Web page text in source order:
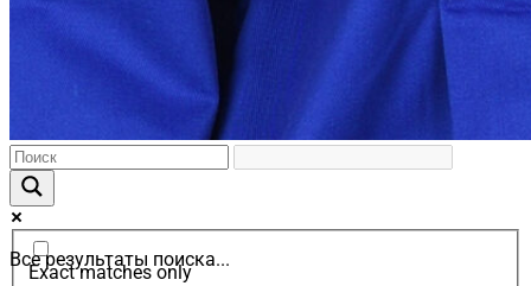
Все результаты поиска...
Exact matches only